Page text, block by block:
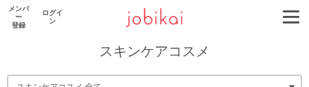
メンバ
ー
登録
ログイ
ン
スキンケアコスメ